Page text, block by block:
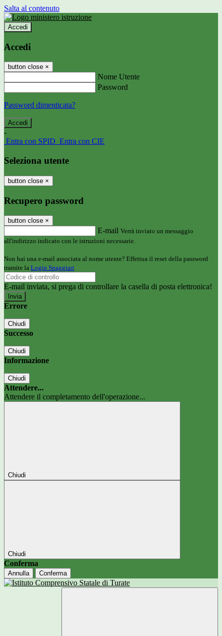
Salta al contenuto
Accedi
Accedi
button close ×
Nome Utente
Password
Password dimenticata?
-
Entra con SPID Entra con CIE
Seleziona utente
button close ×
Recupero password
button close ×
E-mail Verrà inviato un messaggio
all'indirizzo indicato con le istruzioni necessarie.
Non hai una e-mail associata al nome utente? Effettua il reset della password
tramite la Login Spaggiari
E-mail inviata, si prega di controllare la casella di posta elettronica!
Errore
Chiudi
Successo
Chiudi
Informazione
Chiudi
Attendere...
Attendere il completamento dell'operazione...
Chiudi
Chiudi
Conferma
Annulla Conferma